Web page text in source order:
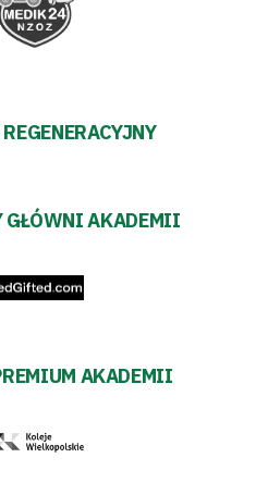
GŁÓWNI AKADEMII
AKADEMII